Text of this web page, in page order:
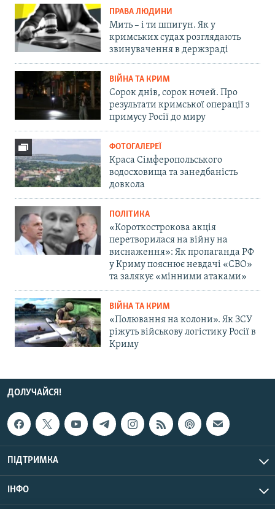
ПРАВА ЛЮДИНИ
Мить – і ти шпигун. Як у
кримських судах розглядають
звинувачення в держзраді
ВІЙНА ТА КРИМ
Сорок днів, сорок ночей. Про
результати кримської операції з
примусу Росії до миру
ФОТОГАЛЕРЕЇ
Краса Сімферопольського
водосховища та занедбаність
довкола
ПОЛІТИКА
«Короткострокова акція
перетворилася на війну на
виснаження»: Як пропаганда РФ
у Криму пояснює невдачі «СВО»
та залякує «мінними атаками»
ВІЙНА ТА КРИМ
«Полювання на колони». Як ЗСУ
ріжуть військову логістику Росії в
Криму
ДОЛУЧАЙСЯ!
ПІДТРИМКА
ІНФО